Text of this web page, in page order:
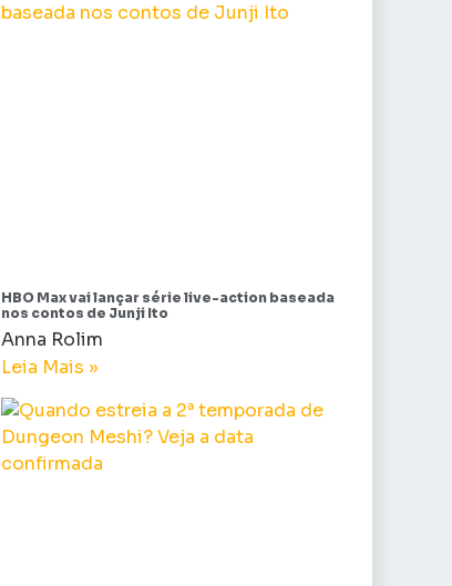
HBO Max vai lançar série live-action baseada
nos contos de Junji Ito
Anna Rolim
Leia Mais »